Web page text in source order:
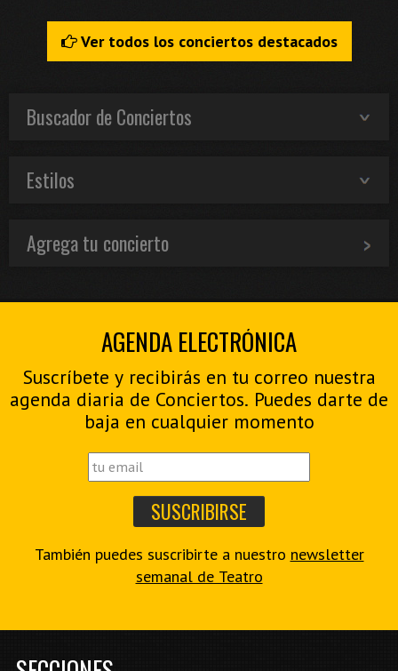
Ver todos los conciertos destacados
Buscador de Conciertos
Estilos
Agrega tu concierto
AGENDA ELECTRÓNICA
Suscríbete y recibirás en tu correo nuestra
agenda diaria de Conciertos. Puedes darte de
baja en cualquier momento
También puedes suscribirte a nuestro newsletter
semanal de Teatro